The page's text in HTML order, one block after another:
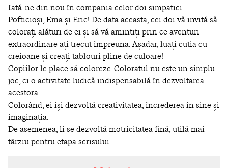
Iată-ne din nou în compania celor doi simpatici
Pofticioși, Ema și Eric! De data aceasta, cei doi vă invită să
colorați alături de ei și să vă amintiți prin ce aventuri
extraordinare ați trecut împreuna. Așadar, luați cutia cu
creioane și creați tablouri pline de culoare!
Copiilor le place să coloreze. Coloratul nu este un simplu
joc, ci o activitate ludică indispensabilă în dezvoltarea
acestora.
Colorând, ei iși dezvoltă creativitatea, încrederea în sine și
imaginația.
De asemenea, li se dezvoltă motricitatea fină, utilă mai
târziu pentru etapa scrisului.
momentele prezentate în desen.